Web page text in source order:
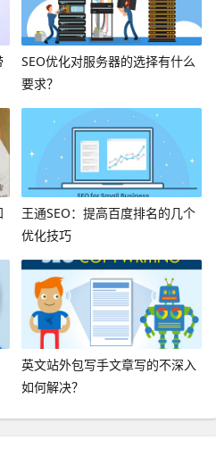
SEO优化对服务器的选择有什么
要求？
王通SEO：提高百度排名的几个
优化技巧
英文站外包写手文章写的不深入
如何解决？